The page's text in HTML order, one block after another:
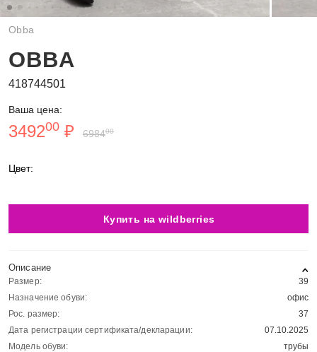
Obba
OBBA
418744501
Ваша цена:
349200 ₽ 698400
Цвет:
Купить на wildberries
Описание
Размер:
39
Назначение обуви:
офис
Рос. размер:
37
Дата регистрации сертификата/декларации:
07.10.2025
Модель обуви:
трубы